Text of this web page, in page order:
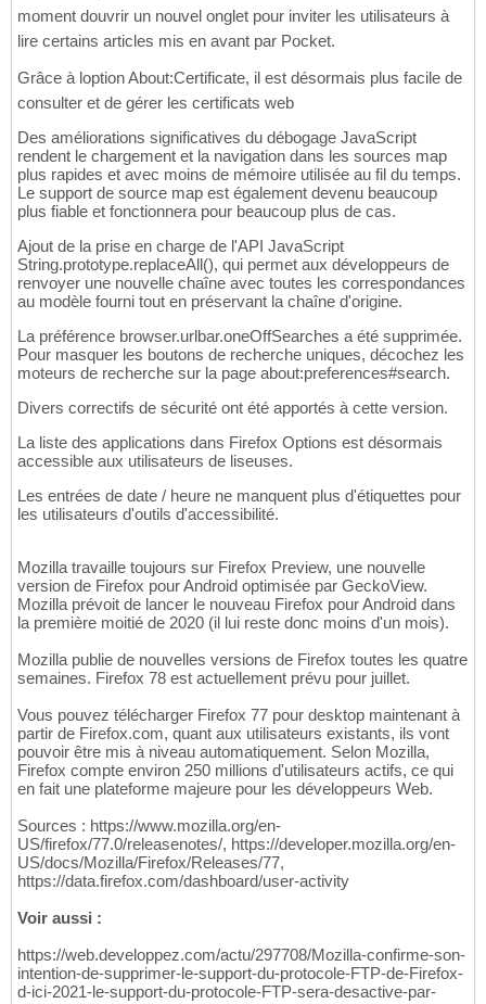
moment douvrir un nouvel onglet pour inviter les utilisateurs à
lire certains articles mis en avant par Pocket.
Grâce à loption About:Certificate, il est désormais plus facile de
consulter et de gérer les certificats web
Des améliorations significatives du débogage JavaScript
rendent le chargement et la navigation dans les sources map
plus rapides et avec moins de mémoire utilisée au fil du temps.
Le support de source map est également devenu beaucoup
plus fiable et fonctionnera pour beaucoup plus de cas.
Ajout de la prise en charge de l'API JavaScript
String.prototype.replaceAll(), qui permet aux développeurs de
renvoyer une nouvelle chaîne avec toutes les correspondances
au modèle fourni tout en préservant la chaîne d'origine.
La préférence browser.urlbar.oneOffSearches a été supprimée.
Pour masquer les boutons de recherche uniques, décochez les
moteurs de recherche sur la page about:preferences#search.
Divers correctifs de sécurité ont été apportés à cette version.
La liste des applications dans Firefox Options est désormais
accessible aux utilisateurs de liseuses.
Les entrées de date / heure ne manquent plus d'étiquettes pour
les utilisateurs d'outils d'accessibilité.
Mozilla travaille toujours sur Firefox Preview, une nouvelle
version de Firefox pour Android optimisée par GeckoView.
Mozilla prévoit de lancer le nouveau Firefox pour Android dans
la première moitié de 2020 (il lui reste donc moins d'un mois).
Mozilla publie de nouvelles versions de Firefox toutes les quatre
semaines. Firefox 78 est actuellement prévu pour juillet.
Vous pouvez télécharger Firefox 77 pour desktop maintenant à
partir de Firefox.com, quant aux utilisateurs existants, ils vont
pouvoir être mis à niveau automatiquement. Selon Mozilla,
Firefox compte environ 250 millions d'utilisateurs actifs, ce qui
en fait une plateforme majeure pour les développeurs Web.
Sources : https://www.mozilla.org/en-
US/firefox/77.0/releasenotes/, https://developer.mozilla.org/en-
US/docs/Mozilla/Firefox/Releases/77,
https://data.firefox.com/dashboard/user-activity
Voir aussi :
https://web.developpez.com/actu/297708/Mozilla-confirme-son-
intention-de-supprimer-le-support-du-protocole-FTP-de-Firefox-
d-ici-2021-le-support-du-protocole-FTP-sera-desactive-par-